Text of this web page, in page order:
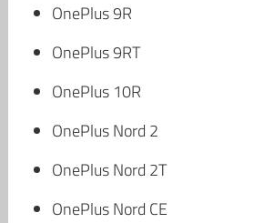
OnePlus 9R
OnePlus 9RT
OnePlus 10R
OnePlus Nord 2
OnePlus Nord 2T
OnePlus Nord CE